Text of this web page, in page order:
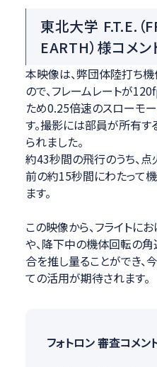
東北大学 F.T.E.（
EARTH）様コメン
本映像は、弊団体陸打ち
ので、フレームレートが
ため0.25倍速のスローモ
す。撮影には部員が所有
られました。
約43秒間の飛行のうち、
前の約15秒間にわたって
ます。
この映像から、フライトに
や、降下中の機体回転の角
合を推し量ることができ
ての活用が期待されます。
フォトロン 審査コメン